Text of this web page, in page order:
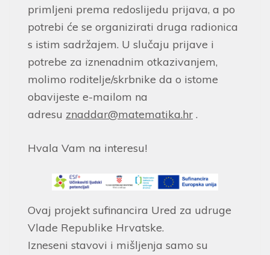
primljeni prema redoslijedu prijava, a po
potrebi će se organizirati druga radionica
s istim sadržajem. U slučaju prijave i
potrebe za iznenadnim otkazivanjem,
molimo roditelje/skrbnike da o istome
obavijeste e-mailom na
adresu znaddar@matematika.hr .
Hvala Vam na interesu!
Ovaj projekt sufinancira Ured za udruge
Vlade Republike Hrvatske.
Izneseni stavovi i mišljenja samo su